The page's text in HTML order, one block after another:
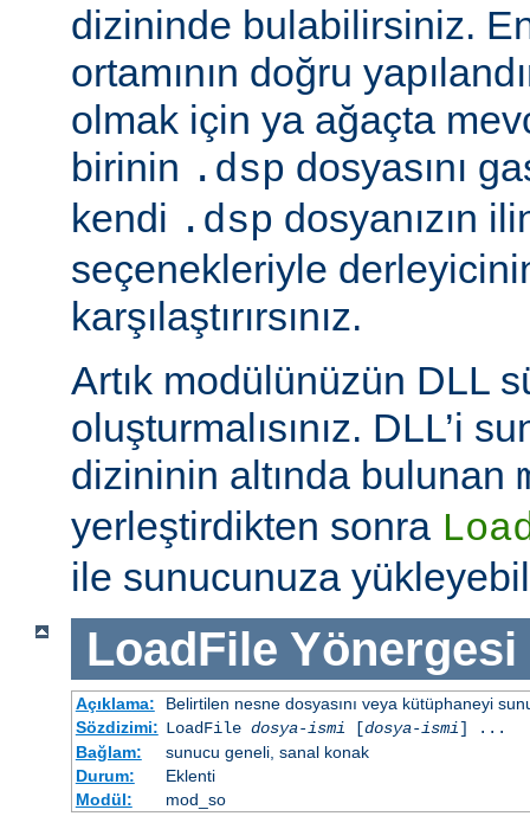
dizininde bulabilirsiniz.
ortamının doğru
olmak için ya ağaçta
birinin .dsp dosyasını
kendi .dsp dosyanızın
seçenekleriyle
karşılaştırırsınız.
Artık modülünüzün DLL
oluşturmalısınız. DLL’i
dizininin altında bulunan
yerleştirdikten sonra
ile sunucunuza
LoadFile Yönergesi
Açıklama:
Belirtilen nesne dosyasını veya kütüphaneyi
Sözdizimi: LoadFile dosya-ismi [dosya-ismi] ...
Bağlam:
sunucu geneli, sanal konak
Durum:
Eklenti
Modül:
mod_so